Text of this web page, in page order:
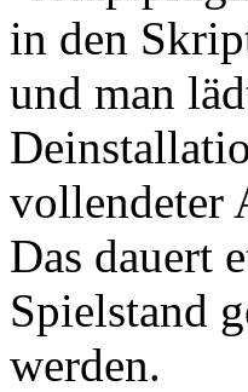
in den
und man
vollendeter
Das dauert
Spielstand
werden.